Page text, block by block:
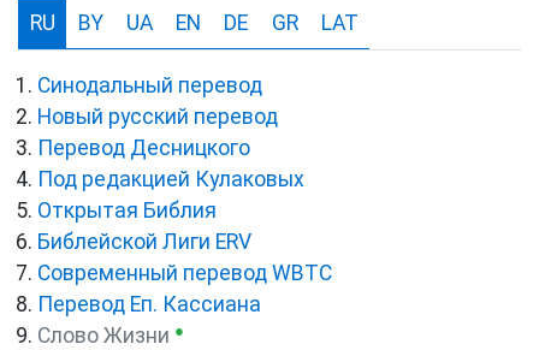
RU BY UA EN DE GR LAT
Синодальный перевод
Новый русский перевод
Перевод Десницкого
Под редакцией Кулаковых
Открытая Библия
Библейской Лиги ERV
Cовременный перевод WBTC
Перевод Еп. Кассиана
Слово Жизни ●